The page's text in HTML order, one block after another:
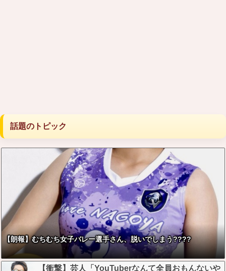
話題のトピック
【朗報】むちむち女子バレー選手さん、脱いでしまう????
【衝撃】芸人「YouTuberなんて全員おもんないや